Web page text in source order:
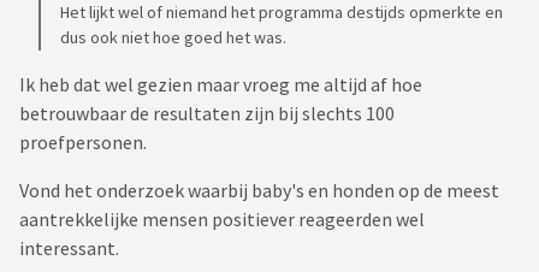
Het lijkt wel of niemand het programma destijds opmerkte en
dus ook niet hoe goed het was.
Ik heb dat wel gezien maar vroeg me altijd af hoe
betrouwbaar de resultaten zijn bij slechts 100
proefpersonen.
Vond het onderzoek waarbij baby's en honden op de meest
aantrekkelijke mensen positiever reageerden wel
interessant.